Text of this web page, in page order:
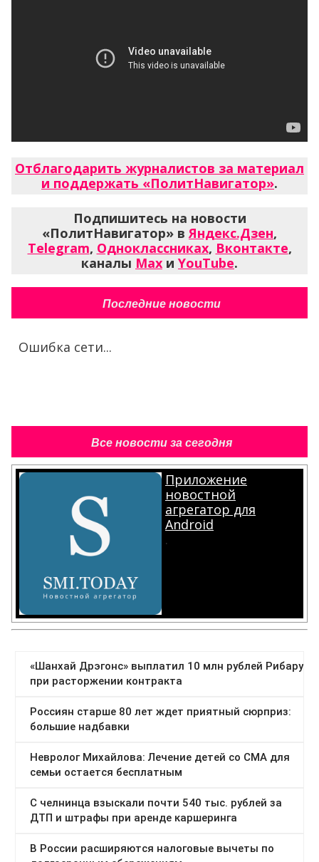
Отблагодарить журналистов за материал
и поддержать «ПолитНавигатор».
Подпишитесь на новости
«ПолитНавигатор» вЯндекс.Дзен,
Telegram, Одноклассниках, Вконтакте,
каналы Max и YouTube.
Последние новости
Ошибка сети...
Все новости за сегодня
Приложение
новостной
агрегатор для
Android
.